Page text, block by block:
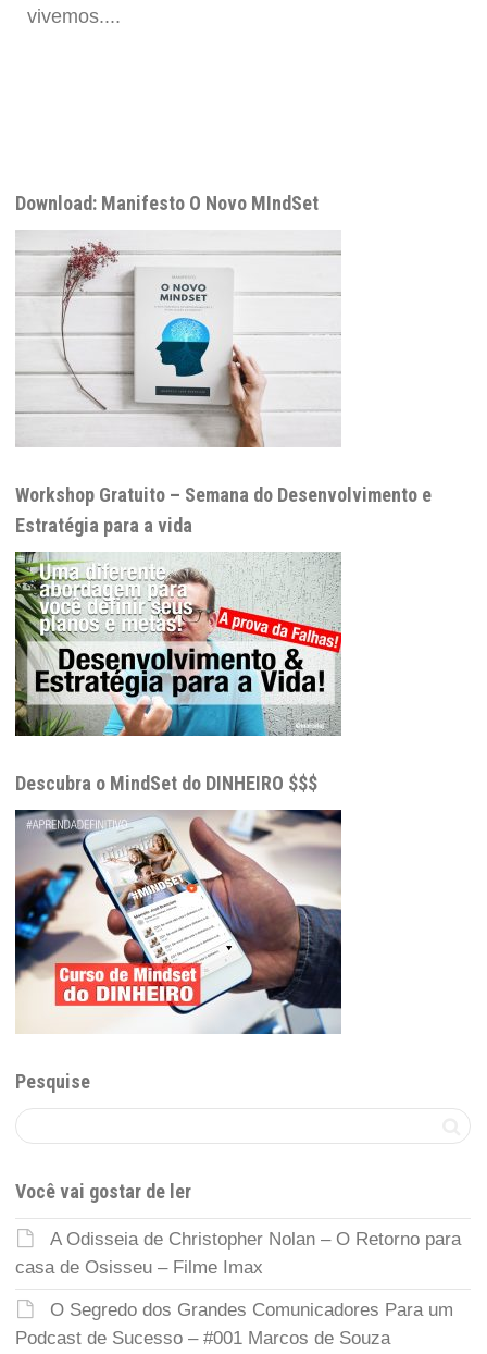
vivemos....
Download: Manifesto O Novo MIndSet
Workshop Gratuito – Semana do Desenvolvimento e
Estratégia para a vida
Descubra o MindSet do DINHEIRO $$$
Pesquise
Você vai gostar de ler
A Odisseia de Christopher Nolan – O Retorno para
casa de Osisseu – Filme Imax
O Segredo dos Grandes Comunicadores Para um
Podcast de Sucesso – #001 Marcos de Souza